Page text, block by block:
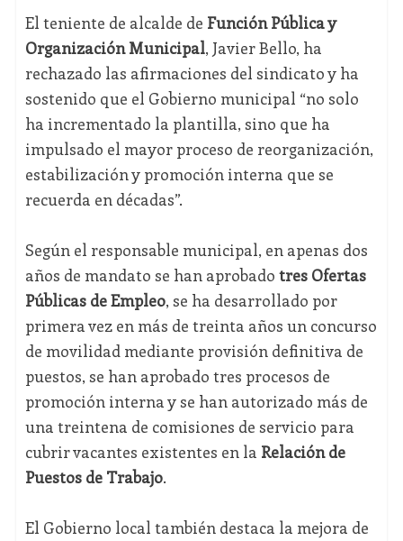
El teniente de alcalde de Función Pública y
Organización Municipal, Javier Bello, ha
rechazado las afirmaciones del sindicato y ha
sostenido que el Gobierno municipal “no solo
ha incrementado la plantilla, sino que ha
impulsado el mayor proceso de reorganización,
estabilización y promoción interna que se
recuerda en décadas”.
Según el responsable municipal, en apenas dos
años de mandato se han aprobado tres Ofertas
Públicas de Empleo, se ha desarrollado por
primera vez en más de treinta años un concurso
de movilidad mediante provisión definitiva de
puestos, se han aprobado tres procesos de
promoción interna y se han autorizado más de
una treintena de comisiones de servicio para
cubrir vacantes existentes en la Relación de
Puestos de Trabajo.
El Gobierno local también destaca la mejora de